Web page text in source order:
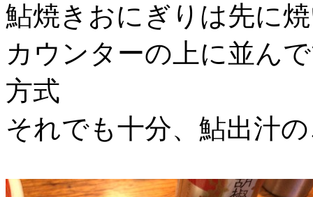
鮎焼きおにぎりは先に
カウンターの上に並ん
方式
それでも十分、鮎出汁